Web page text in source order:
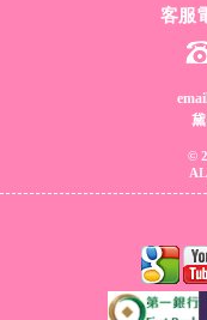
客服
©